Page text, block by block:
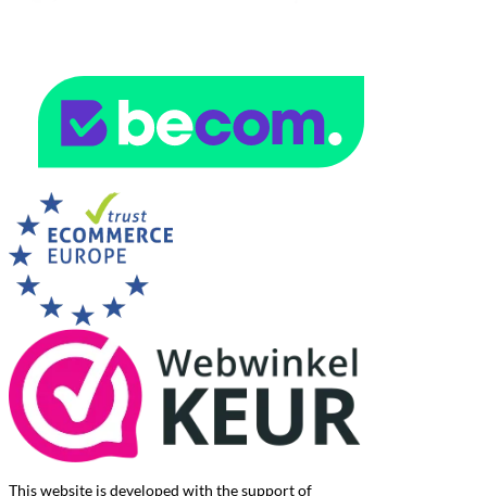
This website is developed with the support of